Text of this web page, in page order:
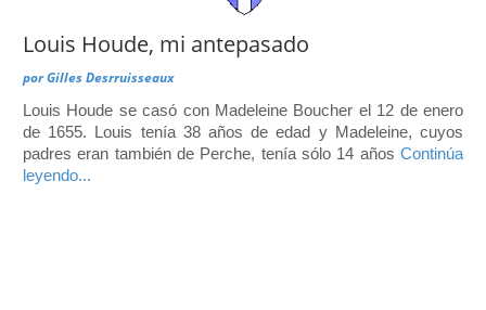
Louis Houde, mi antepasado
porGilles Desrruisseaux
Louis Houde se casó con Madeleine Boucher el 12 de enero
de 1655. Louis tenía 38 años de edad y Madeleine, cuyos
padres eran también de Perche, tenía sólo 14 años Continúa
leyendo...